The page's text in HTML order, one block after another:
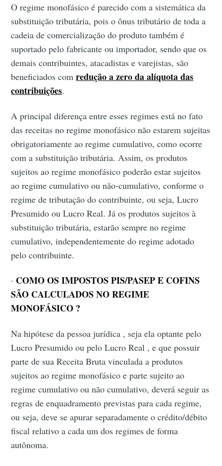
O regime monofásico é parecido com a sistemática da
substituição tributária, pois o ônus tributário de toda a
cadeia de comercialização do produto também é
suportado pelo fabricante ou importador, sendo que os
demais contribuintes, atacadistas e varejistas, são
beneficiados comredução a zero da alíquota das
contribuições.
A principal diferença entre esses regimes está no fato
das receitas no regime monofásico não estarem sujeitas
obrigatoriamente ao regime cumulativo, como ocorre
com a substituição tributária. Assim, os produtos
sujeitos ao regime monofásico poderão estar sujeitos
ao regime cumulativo ou não-cumulativo, conforme o
regime de tributação do contribuinte, ou seja, Lucro
Presumido ou Lucro Real. Já os produtos sujeitos à
substituição tributária, estarão sempre no regime
cumulativo, independentemente do regime adotado
pelo contribuinte.
· COMO OS IMPOSTOS PIS/PASEP E COFINS
SÃO CALCULADOS NO REGIME
MONOFÁSICO ?
Na hipótese da pessoa jurídica , seja ela optante pelo
Lucro Presumido ou pelo Lucro Real , e que possuir
parte de sua Receita Bruta vinculada a produtos
sujeitos ao regime monofásico e parte sujeito ao
regime cumulativo ou não cumulativo, deverá seguir as
regras de enquadramento previstas para cada regime,
ou seja, deve se apurar separadamente o crédito/débito
fiscal relativo a cada um dos regimes de forma
autônoma.